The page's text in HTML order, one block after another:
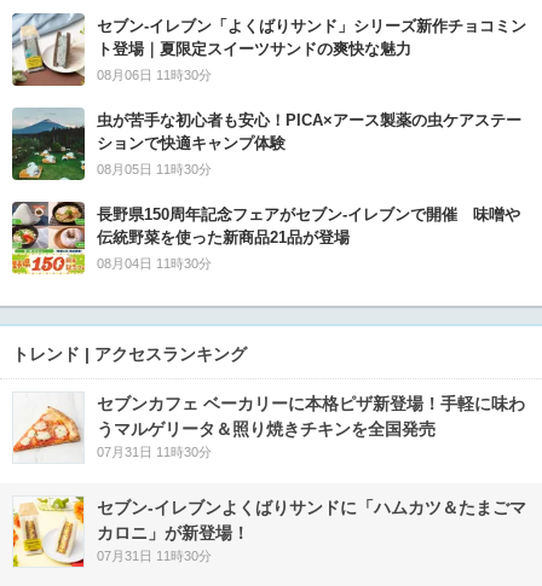
セブン‐イレブン「よくばりサンド」シリーズ新作チョコミン
ト登場｜夏限定スイーツサンドの爽快な魅力
08月06日 11時30分
虫が苦手な初心者も安心！PICA×アース製薬の虫ケアステー
ションで快適キャンプ体験
08月05日 11時30分
長野県150周年記念フェアがセブン-イレブンで開催 味噌や
伝統野菜を使った新商品21品が登場
08月04日 11時30分
トレンド | アクセスランキング
セブンカフェ ベーカリーに本格ピザ新登場！手軽に味わ
うマルゲリータ＆照り焼きチキンを全国発売
07月31日 11時30分
セブン‐イレブンよくばりサンドに「ハムカツ＆たまごマ
カロニ」が新登場！
07月31日 11時30分